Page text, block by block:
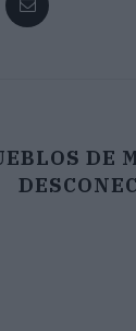
DE